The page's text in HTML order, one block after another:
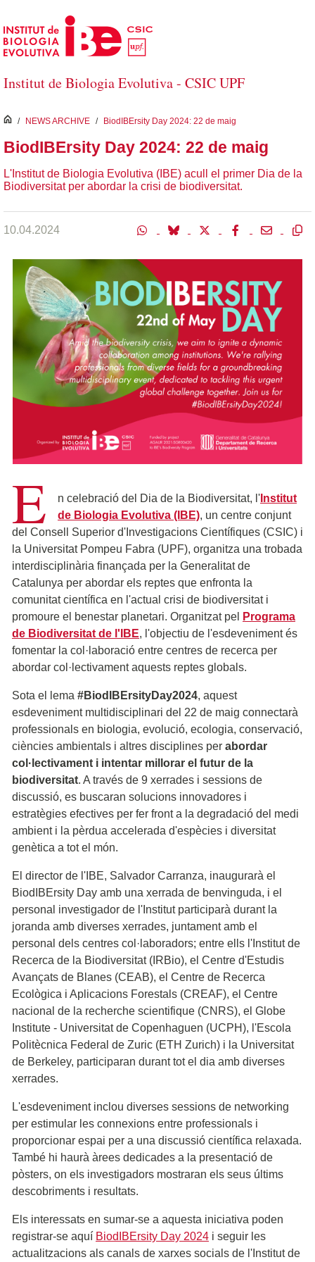
Salta al contingut principal
Institut de Biologia Evolutiva - CSIC UPF
inici
/ NEWS ARCHIVE / BiodIBErsity Day 2024: 22 de maig
BiodIBErsity Day 2024: 22 de maig
L'Institut de Biologia Evolutiva (IBE) acull el primer Dia de la
Biodiversitat per abordar la crisi de biodiversitat.
10.04.2024
E n celebració del Dia de la Biodiversitat, l' Institut
de Biologia Evolutiva (IBE), un centre conjunt
del Consell Superior d'Investigacions Científiques (CSIC) i
la Universitat Pompeu Fabra (UPF), organitza una trobada
interdisciplinària finançada per la Generalitat de
Catalunya per abordar els reptes que enfronta la
comunitat científica en l'actual crisi de biodiversitat i
promoure el benestar planetari. Organitzat pel
Programa
de Biodiversitat de l'IBE, l'objectiu de l'esdeveniment és
fomentar la col·laboració entre centres de recerca per
abordar col·lectivament aquests reptes globals.
Sota el lema #BiodIBErsityDay2024, aquest
esdeveniment multidisciplinari del 22 de maig connectarà
professionals en biologia, evolució, ecologia, conservació,
ciències ambientals i altres disciplines per abordar
col·lectivament i intentar millorar el futur de la
biodiversitat. A través de 9 xerrades i sessions de
discussió, es buscaran solucions innovadores i
estratègies efectives per fer front a la degradació del medi
ambient i la pèrdua accelerada d'espècies i diversitat
genètica a tot el món.
El director de l'IBE, Salvador Carranza, inaugurarà el
BiodIBErsity Day amb una xerrada de benvinguda, i el
personal investigador de l'Institut participarà durant la
joranda amb diverses xerrades, juntament amb el
personal dels centres col·laboradors; entre ells l'Institut de
Recerca de la Biodiversitat (IRBio), el Centre d'Estudis
Avançats de Blanes (CEAB), el Centre de Recerca
Ecològica i Aplicacions Forestals (CREAF), el Centre
nacional de la recherche scientifique (CNRS), el Globe
Institute - Universitat de Copenhaguen (UCPH), l'Escola
Politècnica Federal de Zuric (ETH Zurich) i la Universitat
de Berkeley, participaran durant tot el dia amb diverses
xerrades.
L'esdeveniment inclou diverses sessions de networking
per estimular les connexions entre professionals i
proporcionar espai per a una discussió científica relaxada.
També hi haurà àrees dedicades a la presentació de
pòsters, on els investigadors mostraran els seus últims
descobriments i resultats.
Els interessats en sumar-se a aquesta iniciativa poden
registrar-se aquí BiodIBErsity Day 2024 i seguir les
actualitzacions als canals de xarxes socials de l'Institut de